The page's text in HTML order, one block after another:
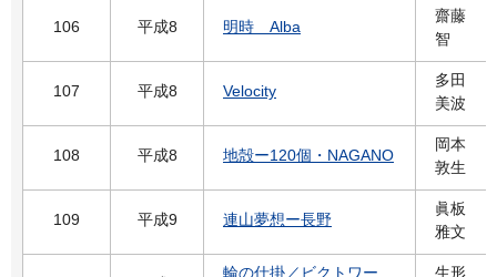
106 平成8 明時 Alba
齋藤
智
107 平成8 Velocity
多田
美波
108 平成8 地殻ー120個・NAGANO
岡本
敦生
109 平成9 連山夢想ー長野
眞板
雅文
輪の仕掛／ビクトワー 生形